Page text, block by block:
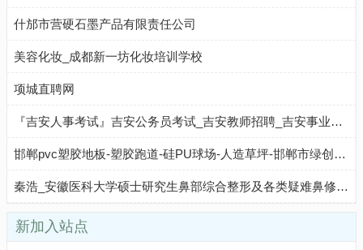
什邡市营硬石墨产品有限责任公司
美容化妆_成都新一坊化妆培训学校
项城直聘网
『吉安人事考试』吉安公务员考试_吉安教师招聘_吉安事业单位招聘_政法干警_招警培训辅导_考试成绩查询-吉安华图教育网
邯郸pvc塑胶地板-塑胶跑道-硅PU球场-人造草坪-邯郸市绿创建材有限公司
秦浩_安徽医科大学硕士研究生鼻部综合整形及各类疑难鼻修复面部隐痕年轻化人中缩短幼态脸专家
新加入站点